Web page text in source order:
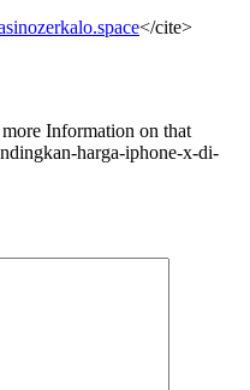
</cite>
Information on that
harga-iphone-x-di-